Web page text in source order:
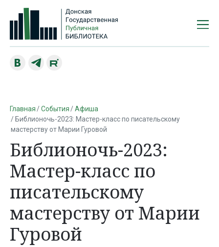
Главная События
Афиша
Библионочь-2023: Мастер-класс по писательскому
мастерству от Марии Гуровой
Библионочь-2023:
Мастер-класс по
писательскому
мастерству от Марии
Гуровой